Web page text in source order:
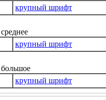
крупный шрифт
крупный шрифт
крупный шрифт